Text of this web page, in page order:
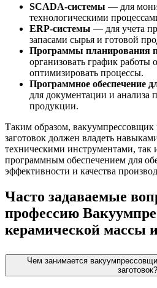
SCADA-системы — для
технологическими
ERP-системы — для учета
запасами сырья и готовой
Программы планирования
организовать график работы
оптимизировать процессы.
Программное обеспечение
для документации и анализа
продукции.
Таким образом, вакуумпрессовщик
заготовок должен владеть
техническими инструментами, так
программным обеспечением для
эффективности и качества
Часто задаваемые
профессию
керамической массы
Чем занимается
заготовок?